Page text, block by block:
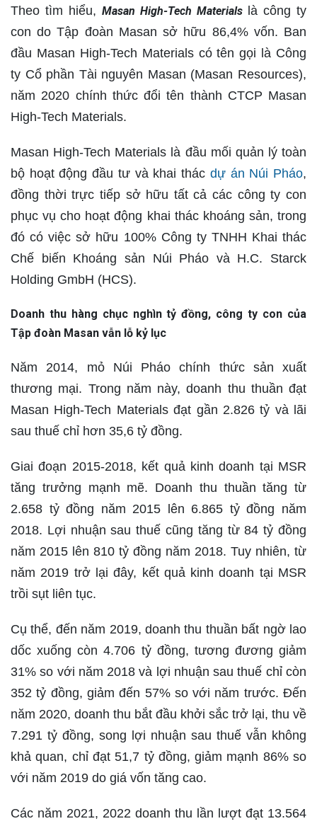
Theo tìm hiểu, Masan High-Tech Materials là công ty
con do Tập đoàn Masan sở hữu 86,4% vốn. Ban
đầu Masan High-Tech Materials có tên gọi là Công
ty Cổ phần Tài nguyên Masan (Masan Resources),
năm 2020 chính thức đổi tên thành CTCP Masan
High-Tech Materials.
Masan High-Tech Materials là đầu mối quản lý toàn
bộ hoạt động đầu tư và khai thác dự án Núi Pháo,
đồng thời trực tiếp sở hữu tất cả các công ty con
phục vụ cho hoạt động khai thác khoáng sản, trong
đó có việc sở hữu 100% Công ty TNHH Khai thác
Chế biến Khoáng sản Núi Pháo và H.C. Starck
Holding GmbH (HCS).
Doanh thu hàng chục nghìn tỷ đồng, công ty con của
Tập đoàn Masan vẫn lỗ kỷ lục
Năm 2014, mỏ Núi Pháo chính thức sản xuất
thương mại. Trong năm này, doanh thu thuần đạt
Masan High-Tech Materials đạt gần 2.826 tỷ và lãi
sau thuế chỉ hơn 35,6 tỷ đồng.
Giai đoạn 2015-2018, kết quả kinh doanh tại MSR
tăng trưởng mạnh mẽ. Doanh thu thuần tăng từ
2.658 tỷ đồng năm 2015 lên 6.865 tỷ đồng năm
2018. Lợi nhuận sau thuế cũng tăng từ 84 tỷ đồng
năm 2015 lên 810 tỷ đồng năm 2018. Tuy nhiên, từ
năm 2019 trở lại đây, kết quả kinh doanh tại MSR
trồi sụt liên tục.
Cụ thể, đến năm 2019, doanh thu thuần bất ngờ lao
dốc xuống còn 4.706 tỷ đồng, tương đương giảm
31% so với năm 2018 và lợi nhuận sau thuế chỉ còn
352 tỷ đồng, giảm đến 57% so với năm trước. Đến
năm 2020, doanh thu bắt đầu khởi sắc trở lại, thu về
7.291 tỷ đồng, song lợi nhuận sau thuế vẫn không
khả quan, chỉ đạt 51,7 tỷ đồng, giảm mạnh 86% so
với năm 2019 do giá vốn tăng cao.
Các năm 2021, 2022 doanh thu lần lượt đạt 13.564